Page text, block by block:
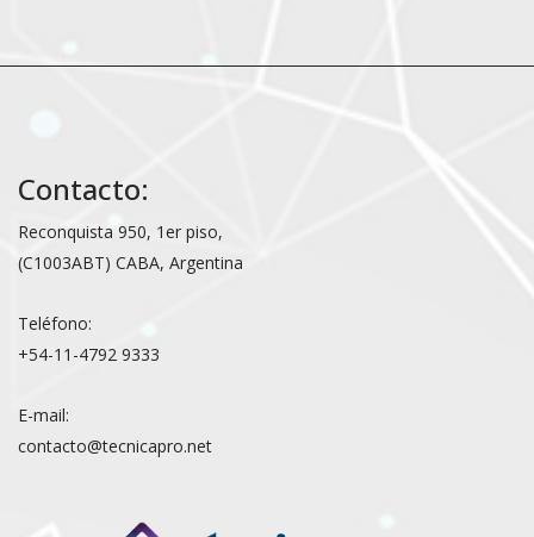
Contacto:
Reconquista 950, 1er piso,
(C1003ABT) CABA, Argentina
Teléfono:
+54-11-4792 9333
E-mail:
contacto@tecnicapro.net